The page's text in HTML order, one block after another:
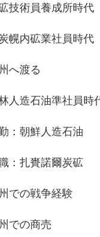
技術員養成所時代
幌内砿業社員時代
へ渡る
人造石油準社員時
：朝鮮人造石油
：扎賚諾爾炭砿
での戦争経験
での商売